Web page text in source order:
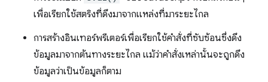
เพื่อเรียกใช้สตริงที่ดึงมาจากแหล่งที่มาระยะไกล
การสร้างอินเทอร์พรีเตอร์เพื่อเรียกใช้คำสั่งที่ซับซ้อนซึ่งดึง
ข้อมูลมาจากต้นทางระยะไกล แม้ว่าคำสั่งเหล่านั้นจะถูกดึง
ข้อมูลว่าเป็นข้อมูลก็ตาม